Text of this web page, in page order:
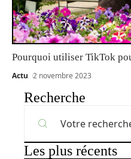
Pourquoi utiliser TikTok
Actu 2 novembre 2023
Recherche
Les plus récents